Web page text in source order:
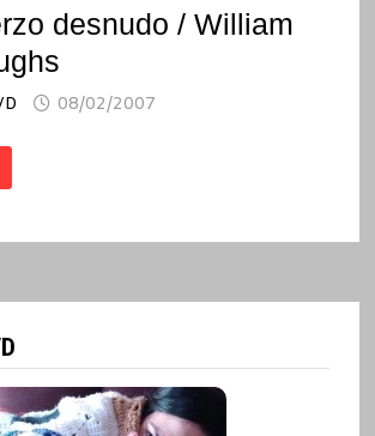
desnudo / William
08/02/2007